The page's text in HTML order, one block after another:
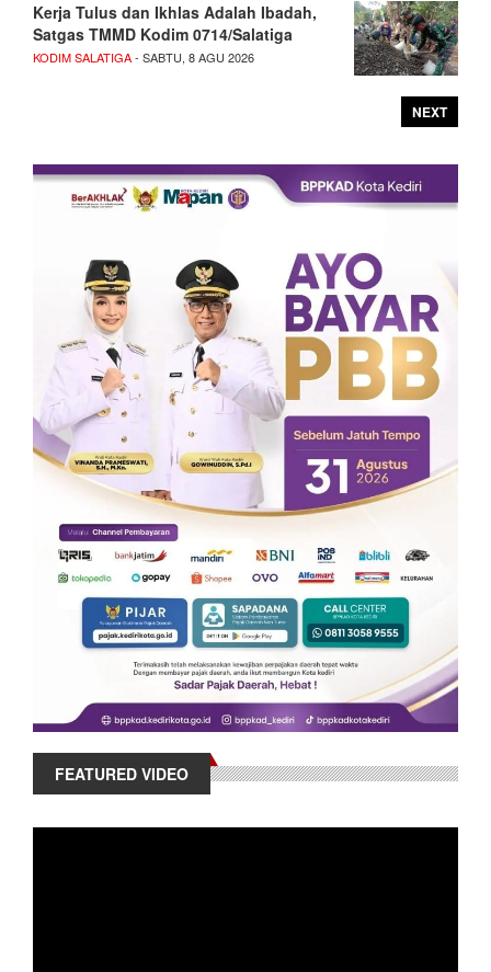
Kerja Tulus dan Ikhlas Adalah Ibadah,
Satgas TMMD Kodim 0714/Salatiga
KODIM SALATIGA- SABTU, 8 AGU 2026
NEXT
FEATURED VIDEO